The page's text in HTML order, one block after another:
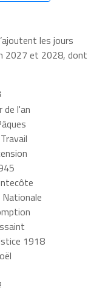
les jours
2027 et 2028, dont
de l'an
1918